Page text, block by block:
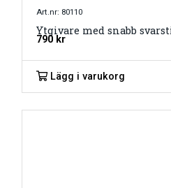
Art.nr: 80110
Ytgivare med snabb
790 kr
Lägg i varukorg